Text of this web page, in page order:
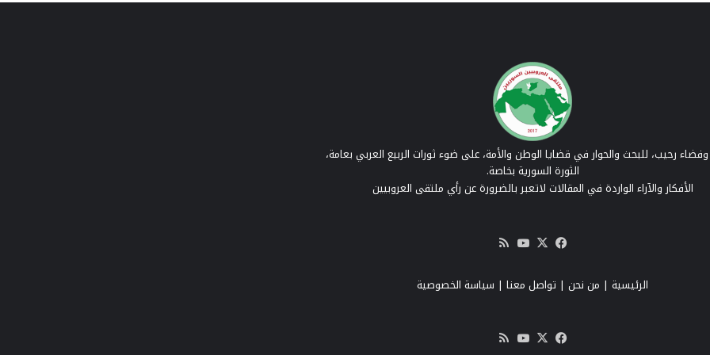
رحيب، للبحث والحوار في قضايا الوطن والأمة، على ضوء ثورات الربيع العربي بعامة،
الثورة السورية بخاصة.
الأفكار والآراء الواردة في المقالات لاتعبر بالضرورة عن رأي ملتقى العروبيين
فيسبوك
‫X
‫YouTube
RSS
الرئيسية | من نحن | تواصل معنا | سياسة الخصوصية
فيسبوك
‫X
‫YouTube